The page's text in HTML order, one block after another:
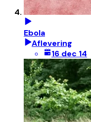
Ebola
Aflevering
16 dec 14